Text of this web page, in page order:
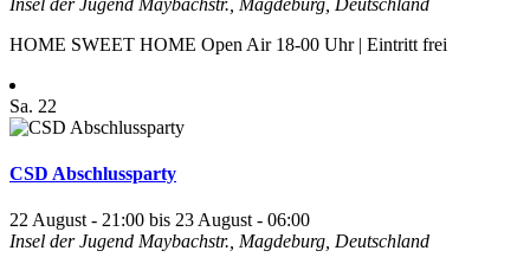
HOME SWEET HOME Open Air 18-00 Uhr | Eintritt frei
Sa. 22
CSD Abschlussparty
22 August - 21:00 bis 23 August - 06:00
Insel der Jugend Maybachstr., Magdeburg, Deutschland